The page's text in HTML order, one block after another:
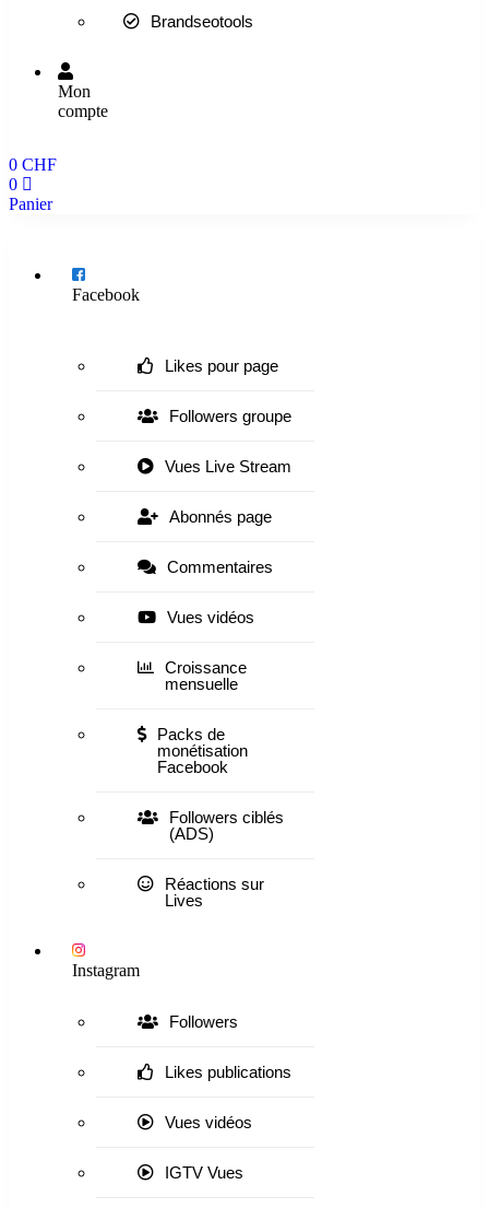
Brandseotools
Mon
compte
0 CHF
0
Panier
Facebook
Likes pour page
Followers groupe
Vues Live Stream
Abonnés page
Commentaires
Vues vidéos
Croissance
mensuelle
Packs de
monétisation
Facebook
Followers ciblés
(ADS)
Réactions sur
Lives
Instagram
Followers
Likes publications
Vues vidéos
IGTV Vues